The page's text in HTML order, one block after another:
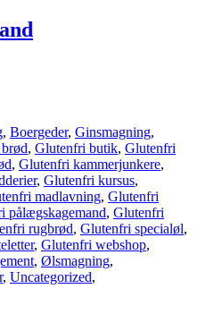
, Boergeder, Ginsmagning,
, Glutenfri butik, Glutenfri
, Glutenfri kammerjunkere,
, Glutenfri kursus,
madlavning, Glutenfri
pålægskagemand, Glutenfri
rugbrød, Glutenfri specialøl,
, Glutenfri webshop,
, Ølsmagning,
, Uncategorized,